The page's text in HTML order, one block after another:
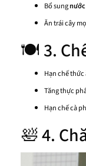
Bổ sung
Ăn trái cây
🍽 3.
Hạn chế
Tăng thực
Hạn chế cà
🛀 4.